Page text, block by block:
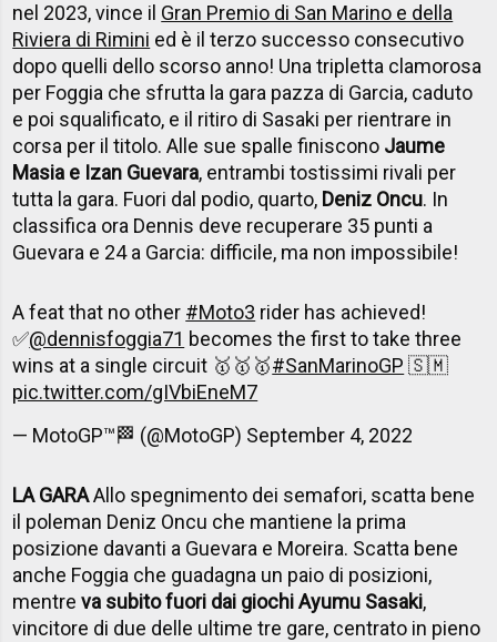
nel 2023, vince il Gran Premio di San Marino e della
Riviera di Rimini ed è il terzo successo consecutivo
dopo quelli dello scorso anno! Una tripletta clamorosa
per Foggia che sfrutta la gara pazza di Garcia, caduto
e poi squalificato, e il ritiro di Sasaki per rientrare in
corsa per il titolo. Alle sue spalle finiscono Jaume
Masia e Izan Guevara, entrambi tostissimi rivali per
tutta la gara. Fuori dal podio, quarto, Deniz Oncu. In
classifica ora Dennis deve recuperare 35 punti a
Guevara e 24 a Garcia: difficile, ma non impossibile!
A feat that no other #Moto3 rider has achieved!
✅@dennisfoggia71 becomes the first to take three
wins at a single circuit 🥇🥇🥇#SanMarinoGP 🇸🇲
pic.twitter.com/gIVbiEneM7
— MotoGP™🏁 (@MotoGP) September 4, 2022
LA GARAAllo spegnimento dei semafori, scatta bene
il poleman Deniz Oncu che mantiene la prima
posizione davanti a Guevara e Moreira. Scatta bene
anche Foggia che guadagna un paio di posizioni,
mentreva subito fuori dai giochi Ayumu Sasaki,
vincitore di due delle ultime tre gare, centrato in pieno